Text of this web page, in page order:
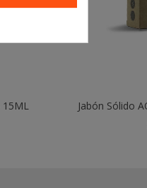
15ML Jabón Sólido